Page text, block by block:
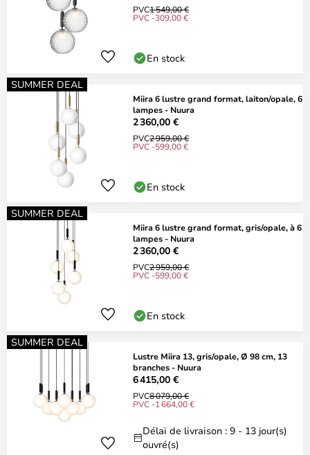
PVC1 549,00 €
PVC -309,00 €
En stock
SUMMER DEAL
Miira 6 lustre grand format, laiton/opale, 6
lampes - Nuura
2 360,00 €
PVC2 959,00 €
PVC -599,00 €
En stock
SUMMER DEAL
Miira 6 lustre grand format, gris/opale, à 6
lampes - Nuura
2 360,00 €
PVC2 959,00 €
PVC -599,00 €
En stock
SUMMER DEAL
Lustre Miira 13, gris/opale, Ø 98 cm, 13
branches - Nuura
6 415,00 €
PVC8 079,00 €
PVC -1 664,00 €
Délai de livraison : 9 - 13 jour(s)
ouvré(s)